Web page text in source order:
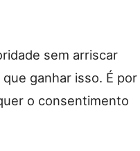
sem arriscar
ganhar isso. É por
o consentimento